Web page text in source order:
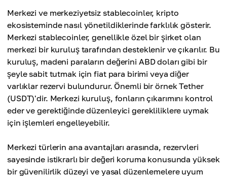
Merkezi ve merkeziyetsiz stablecoinler, kripto
ekosisteminde nasıl yönetildiklerinde farklılık gösterir.
Merkezi stablecoinler, genellikle özel bir şirket olan
merkezi bir kuruluş tarafından desteklenir ve çıkarılır. Bu
kuruluş, madeni paraların değerini ABD doları gibi bir
şeyle sabit tutmak için fiat para birimi veya diğer
varlıklar rezervi bulundurur. Önemli bir örnek Tether
(USDT)'dir. Merkezi kuruluş, fonların çıkarımını kontrol
eder ve gerektiğinde düzenleyici gerekliliklere uymak
için işlemleri engelleyebilir.
Merkezi türlerin ana avantajları arasında, rezervleri
sayesinde istikrarlı bir değeri koruma konusunda yüksek
bir güvenilirlik düzeyi ve yasal düzenlemelere uyum